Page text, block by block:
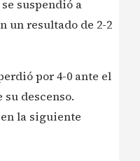
suspendió a
un resultado de 2-2
por 4-0 ante el
su descenso.
la siguiente